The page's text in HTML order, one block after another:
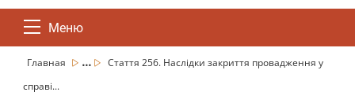
Меню
Главная ...
Стаття 256. Наслідки закриття провадження у
справі...